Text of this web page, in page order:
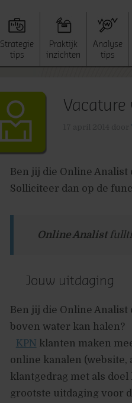
Strategie
tips
Praktijk
inzichten
Analyse
tips
Vacature
Ben jij die Online
Solliciteer dan op de
Online Analist
Jouw uitdaging
Ben jij die Online
boven water kan halen?
KPN klanten maken
online kanalen (website,
klantgedrag met als
grootste uitdaging voor